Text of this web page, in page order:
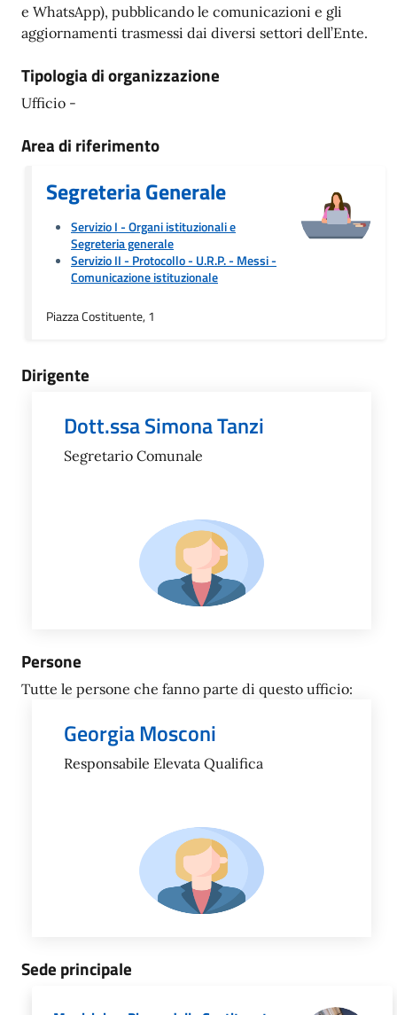
e WhatsApp), pubblicando le comunicazioni e gli
aggiornamenti trasmessi dai diversi settori dell’Ente.
Tipologia di organizzazione
Ufficio -
Area di riferimento
Segreteria Generale
Servizio I - Organi istituzionali e
Segreteria generale
Servizio II - Protocollo - U.R.P. - Messi-
Comunicazione istituzionale
Piazza Costituente, 1
Dirigente
Dott.ssa Simona Tanzi
Segretario Comunale
Persone
Tutte le persone che fanno parte di questo ufficio:
Georgia Mosconi
Responsabile Elevata Qualifica
Sede principale